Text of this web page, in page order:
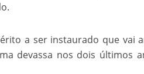
a ser instaurado que vai
devassa nos dois últimos